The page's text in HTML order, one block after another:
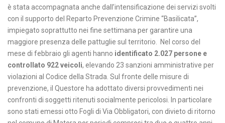
è stata accompagnata anche dall’intensificazione dei servizi svolti
con il supporto del Reparto Prevenzione Crimine “Basilicata”,
impiegato soprattutto nei fine settimana per garantire una
maggiore presenza delle pattuglie sul territorio. Nel corso del
mese di febbraio gli agenti hanno identificato 2.027 persone e
controllato 922 veicoli, elevando 23 sanzioni amministrative per
violazioni al Codice della Strada. Sul fronte delle misure di
prevenzione, il Questore ha adottato diversi provvedimenti nei
confronti di soggetti ritenuti socialmente pericolosi. In particolare
sono stati emessi otto Fogli di Via Obbligatori, con divieto di ritorno